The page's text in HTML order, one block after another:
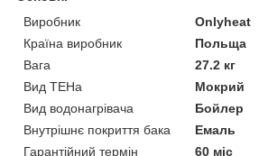
Виробник
Onlyheat
Країна виробник
Польща
Вага
27.2 кг
Вид ТЕНа
Мокрий
Вид водонагрівача
Бойлер
Внутрішнє покриття бака
Емаль
Гарантійний термін
60 міс